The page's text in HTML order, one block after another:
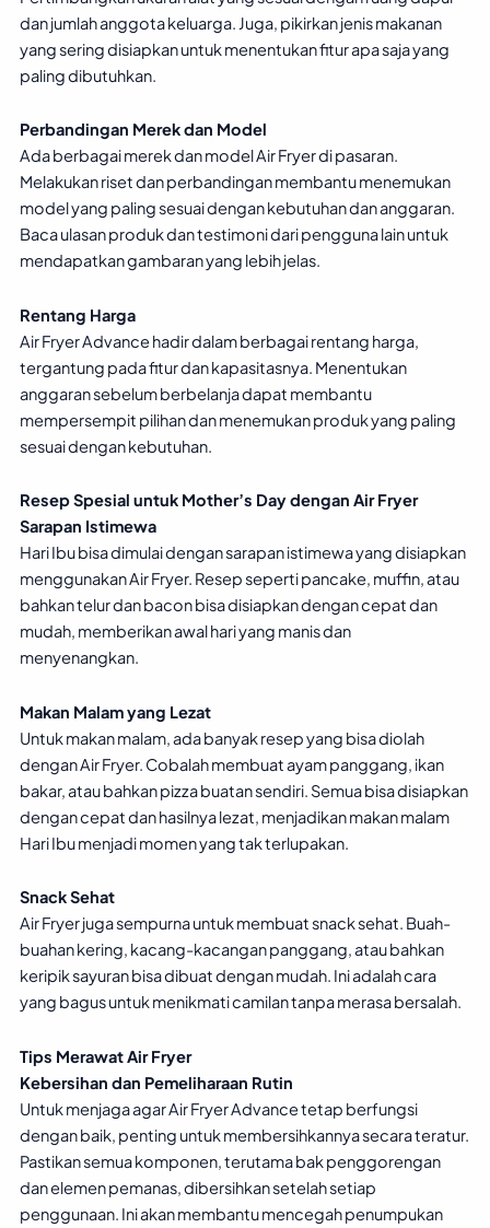
dan jumlah anggota keluarga. Juga, pikirkan jenis makanan
yang sering disiapkan untuk menentukan fitur apa saja yang
paling dibutuhkan.
Perbandingan Merek dan Model
Ada berbagai merek dan model Air Fryer di pasaran.
Melakukan riset dan perbandingan membantu menemukan
model yang paling sesuai dengan kebutuhan dan anggaran.
Baca ulasan produk dan testimoni dari pengguna lain untuk
mendapatkan gambaran yang lebih jelas.
Rentang Harga
Air Fryer Advance hadir dalam berbagai rentang harga,
tergantung pada fitur dan kapasitasnya. Menentukan
anggaran sebelum berbelanja dapat membantu
mempersempit pilihan dan menemukan produk yang paling
sesuai dengan kebutuhan.
Resep Spesial untuk Mother’s Day dengan Air Fryer
Sarapan Istimewa
Hari Ibu bisa dimulai dengan sarapan istimewa yang disiapkan
menggunakan Air Fryer. Resep seperti pancake, muffin, atau
bahkan telur dan bacon bisa disiapkan dengan cepat dan
mudah, memberikan awal hari yang manis dan
menyenangkan.
Makan Malam yang Lezat
Untuk makan malam, ada banyak resep yang bisa diolah
dengan Air Fryer. Cobalah membuat ayam panggang, ikan
bakar, atau bahkan pizza buatan sendiri. Semua bisa disiapkan
dengan cepat dan hasilnya lezat, menjadikan makan malam
Hari Ibu menjadi momen yang tak terlupakan.
Snack Sehat
Air Fryer juga sempurna untuk membuat snack sehat. Buah-
buahan kering, kacang-kacangan panggang, atau bahkan
keripik sayuran bisa dibuat dengan mudah. Ini adalah cara
yang bagus untuk menikmati camilan tanpa merasa bersalah.
Tips Merawat Air Fryer
Kebersihan dan Pemeliharaan Rutin
Untuk menjaga agar Air Fryer Advance tetap berfungsi
dengan baik, penting untuk membersihkannya secara teratur.
Pastikan semua komponen, terutama bak penggorengan
dan elemen pemanas, dibersihkan setelah setiap
penggunaan. Ini akan membantu mencegah penumpukan